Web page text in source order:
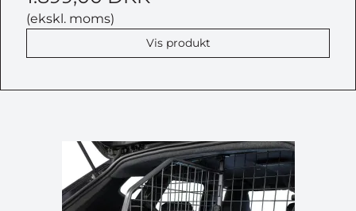
(ekskl. moms)
Vis produkt